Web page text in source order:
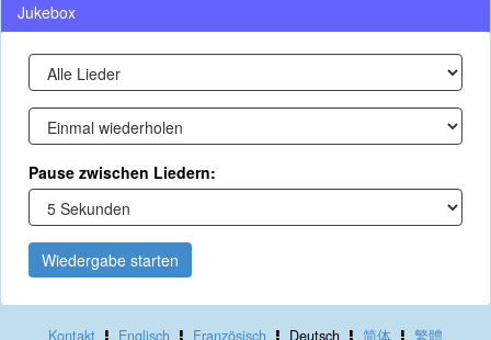
Jukebox
Pause zwischen Liedern:
Wiedergabe starten
Kontakt Englisch Französisch Deutsch 简体 繁體